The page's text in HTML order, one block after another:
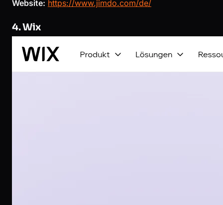
Website: https://www.jimdo.com/de/
4. Wix